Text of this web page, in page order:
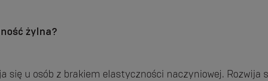
żylna?
się u osób z brakiem elastyczności naczyniowej. Rozwija